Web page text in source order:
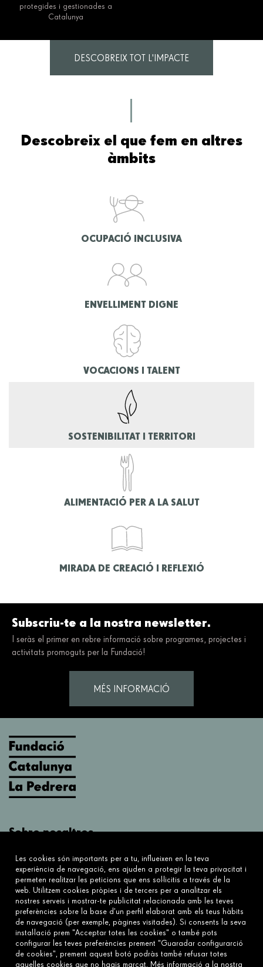
protegides i gestionades a
Catalunya
DESCOBREIX TOT L'IMPACTE
Descobreix el que fem en altres
àmbits
OCUPACIÓ INCLUSIVA
ENVELLIMENT DIGNE
VOCACIONS I TALENT
SOSTENIBILITAT I TERRITORI
ALIMENTACIÓ PER A LA SALUT
MIRADA DE CREACIÓ I REFLEXIÓ
Subscriu-te a la nostra newsletter.
I seràs el primer en rebre informació sobre programes, projectes i
activitats promoguts per la Fundació!
MÉS INFORMACIÓ
Sobre nosaltres
Sobre nosaltres
Connecta
Contacta'ns
Preguntes freqüents
Les cookies són importants per a tu, influeixen en la teva
experiència de navegació, ens ajuden a protegir la teva privacitat i
permeten realitzar les peticions que ens sol·licitis a través de la
web. Utilitzem cookies pròpies i de tercers per a analitzar els
nostres serveis i mostrar-te publicitat relacionada amb les teves
preferències sobre la base d’un perfil elaborat amb els teus hàbits
de navegació (per exemple, pàgines visitades). Si consents la seva
instal·lació prem "Acceptar totes les cookies" o també pots
configurar les teves preferències prement "Guaradar configurarció
de cookies", prement aquest botó podràs també refusar totes
aquelles cookies que no hagis marcat. Més informació a la nostra